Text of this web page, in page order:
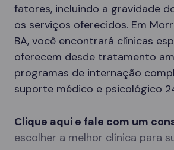
fatores, incluindo a gravidade
os serviços oferecidos. Em
BA, você encontrará clínicas
oferecem desde tratamento
programas de internação
suporte médico e psicológico
Clique aqui e fale com um
escolher a melhor clínica para